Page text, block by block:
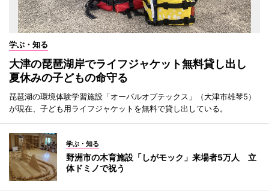
学ぶ・知る
大津の琵琶湖岸でライフジャケット無料貸し出し
夏休みの子どもの命守る
琵琶湖の環境体験学習施設「オーパルオプテックス」（大津市雄琴5）
が現在、子ども用ライフジャケットを無料で貸し出している。
学ぶ・知る
野洲市の木育施設「しがモック」来場者5万人 立
体ドミノで祝う